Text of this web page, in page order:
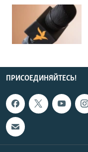
ПРИСОЕДИНЯЙТЕСЬ!